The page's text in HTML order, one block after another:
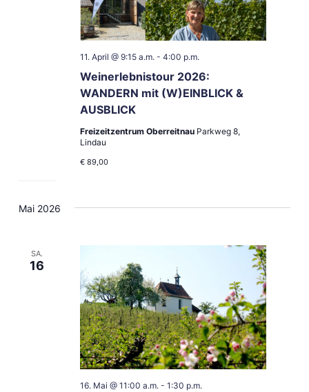
Weinerlebnistour 2026:
WANDERN mit (W)EINBLICK &
AUSBLICK
11. April @ 9:15 a.m. - 4:00 p.m.
Freizeitzentrum Oberreitnau Parkweg 8,
Lindau
€ 89,00
Mai 2026
SA.
16
16. Mai @ 11:00 a.m.- 1:30 p.m.